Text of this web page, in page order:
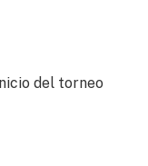
del torneo